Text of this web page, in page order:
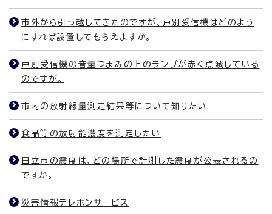
市外から引っ越してきたのですが、戸別受信機はどのよう
にすれば設置してもらえますか。
戸別受信機の音量つまみの上のランプが赤く点滅している
のですが。
市内の放射線量測定結果等について知りたい
食品等の放射能濃度を測定したい
日立市の震度は、どの場所で計測した震度が公表されるの
ですか。
災害情報テレホンサービス